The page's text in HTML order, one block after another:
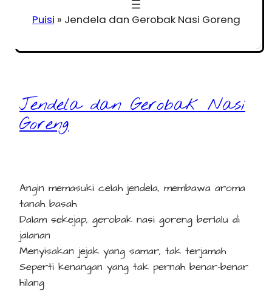
Puisi » Jendela dan Gerobak Nasi Goreng
Jendela dan Gerobak Nasi
Goreng
Angin memasuki celah jendela, membawa aroma
tanah basah
Dalam sekejap, gerobak nasi goreng berlalu di
jalanan
Menyisakan jejak yang samar, tak terjamah
Seperti kenangan yang tak pernah benar-benar
hilang